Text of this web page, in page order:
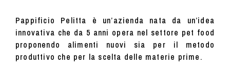
Pappificio Pelitta è un’azienda nata da un’idea
innovativa che da 5 anni opera nel settore pet food
proponendo alimenti nuovi sia per il metodo
produttivo che per la scelta delle materie prime.